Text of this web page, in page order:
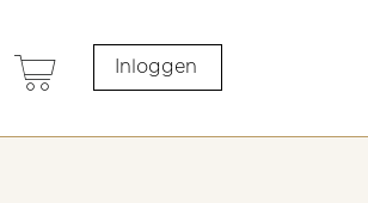
search
opener
cart Inloggen